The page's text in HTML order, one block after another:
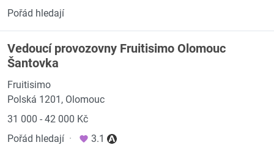
Pořád hledají
Vedoucí provozovny Fruitisimo Olomouc
Šantovka
Fruitisimo
Polská 1201, Olomouc
31 000 - 42 000 Kč
Pořád hledají · 3.1